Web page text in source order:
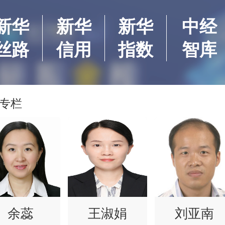
华
路
新华
信用
新华
指数
中经
智库
栏
余蕊 王淑娟 刘亚南